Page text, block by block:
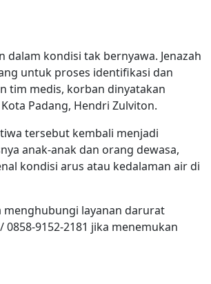
kondisi tak bernyawa. Jenazah
untuk proses identifikasi dan
tim medis, korban dinyatakan
Padang, Hendri Zulviton.
tersebut kembali menjadi
anak-anak dan orang dewasa,
kondisi arus atau kedalaman air di
layanan darurat
9152-2181 jika menemukan